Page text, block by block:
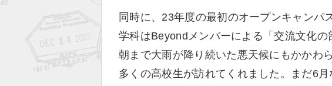
同時に、23年度の最初のオープンキャンパ
学科はBeyondメンバーによる「交流文化の
朝まで大雨が降り続いた悪天候にもかかわ
多くの高校生が訪れてくれました。まだ6